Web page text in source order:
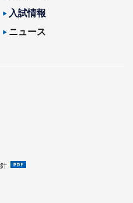
入試情報
ニュース